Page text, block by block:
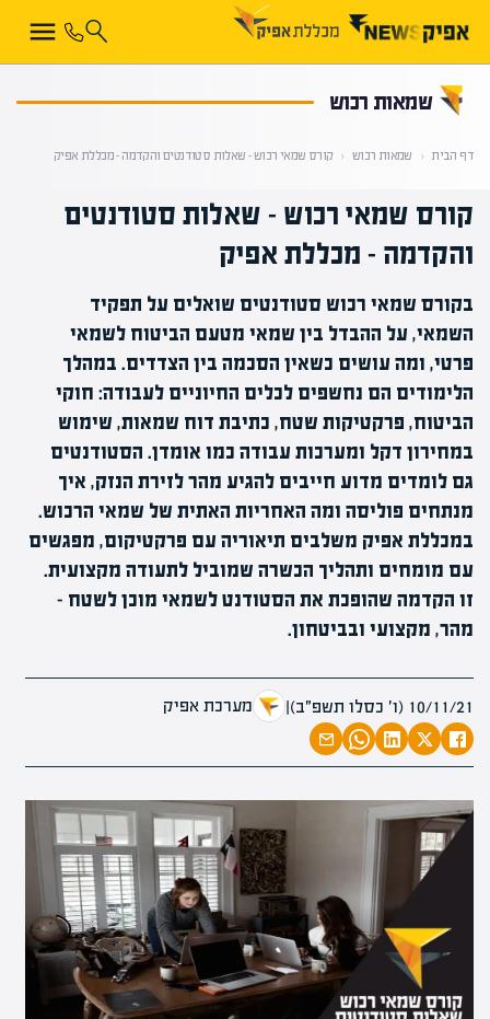
שמאות רכוש
דף הבית ‹ שמאות רכוש ‹ קורס שמאי רכוש – שאלות סטודנטים והקדמה – מכללת אפיק
קורס שמאי רכוש – שאלות סטודנטים
והקדמה – מכללת אפיק
בקורס שמאי רכוש סטודנטים שואלים על תפקיד
השמאי, על ההבדל בין שמאי מטעם הביטוח לשמאי
פרטי, ומה עושים כשאין הסכמה בין הצדדים. במהלך
הלימודים הם נחשפים לכלים החיוניים לעבודה: חוקי
הביטוח, פרקטיקות שטח, כתיבת דוח שמאות, שימוש
במחירון דקל ומערכות עבודה כמו אומדן. הסטודנטים
גם לומדים מדוע חייבים להגיע מהר לזירת הנזק, איך
מנתחים פוליסה ומה האחריות האתית של שמאי הרכוש.
במכללת אפיק משלבים תיאוריה עם פרקטיקום, מפגשים
עם מומחים ותהליך הכשרה שמוביל לתעודה מקצועית.
זו הקדמה שהופכת את הסטודנט לשמאי מוכן לשטח –
מהר, מקצועי ובביטחון.
10/11/21 (ו׳ כסלו תשפ״ב) | מערכת אפיק